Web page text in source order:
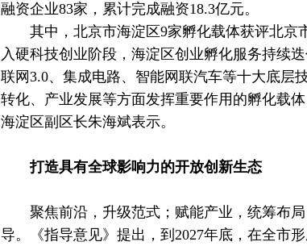
融资企业83家，累计完成融资18.3亿元。
其中，北京市海淀区9家孵化载体获评北京
入硬科技创业阶段，海淀区创业孵化服务持续
联网 3.0、集成电路、智能网联汽车等十大底层
转化、产业发展等方面发挥重要作用的孵化载
海淀区副区长朱海斌表示。
打造具有全球影响力的开放创新生态
聚焦前沿，升级范式；赋能产业，统筹布局
导。《指导意见》提出，到 2027年底，在全市